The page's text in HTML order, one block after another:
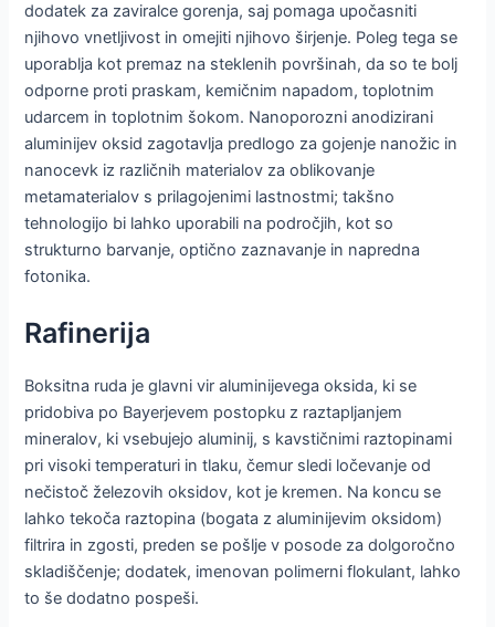
dodatek za zaviralce gorenja, saj pomaga upočasniti
njihovo vnetljivost in omejiti njihovo širjenje. Poleg tega se
uporablja kot premaz na steklenih površinah, da so te bolj
odporne proti praskam, kemičnim napadom, toplotnim
udarcem in toplotnim šokom. Nanoporozni anodizirani
aluminijev oksid zagotavlja predlogo za gojenje nanožic in
nanocevk iz različnih materialov za oblikovanje
metamaterialov s prilagojenimi lastnostmi; takšno
tehnologijo bi lahko uporabili na področjih, kot so
strukturno barvanje, optično zaznavanje in napredna
fotonika.
Rafinerija
Boksitna ruda je glavni vir aluminijevega oksida, ki se
pridobiva po Bayerjevem postopku z raztapljanjem
mineralov, ki vsebujejo aluminij, s kavstičnimi raztopinami
pri visoki temperaturi in tlaku, čemur sledi ločevanje od
nečistoč železovih oksidov, kot je kremen. Na koncu se
lahko tekoča raztopina (bogata z aluminijevim oksidom)
filtrira in zgosti, preden se pošlje v posode za dolgoročno
skladiščenje; dodatek, imenovan polimerni flokulant, lahko
to še dodatno pospeši.